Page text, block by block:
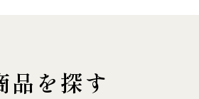
品を探す